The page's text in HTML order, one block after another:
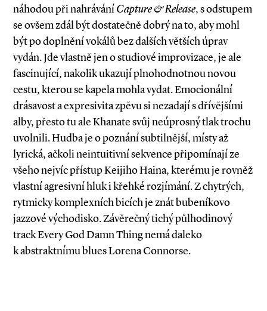
náhodou při nahráváníCapture & Release, s odstupem
se ovšem zdál být dostatečně dobrý na to, aby mohl
být po doplnění vokálů bez dalších větších úprav
vydán. Jde vlastně jen o studiové improvizace, je ale
fascinující, nakolik ukazují plnohodnotnou novou
cestu, kterou se kapela mohla vydat. Emocionální
drásavost a expresivita zpěvu si nezadají s dřívějšími
alby, přesto tu ale Khanate svůj neúprosný tlak trochu
uvolnili. Hudba je o poznání subtilnější, místy až
lyrická, ačkoli neintuitivní sekvence připomínají ze
všeho nejvíc přístup Keijiho Haina, kterému je rovněž
vlastní agresivní hluk i křehké rozjímání. Z chytrých,
rytmicky komplexních bicích je znát bubeníkovo
jazzové východisko. Závěrečný tichý půlhodinový
track Every God Damn Thing nemá daleko
k abstraktnímu blues Lorena Connorse.